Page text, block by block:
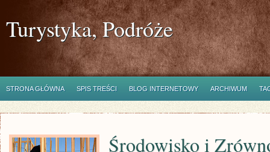
Turystyka, Podróże
STRONA GŁÓWNA SPIS TREŚCI BLOG INTERNETOWY ARCHIWUM
Środowisko i